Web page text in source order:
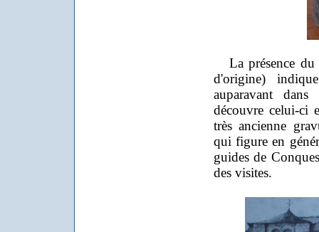
La présence du
d'origine)
auparavant
découvre celui-ci
très ancienne
qui figure en
guides de
des visites.